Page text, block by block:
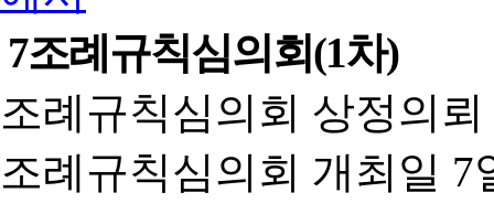
7조례규칙심의회(1차)
조례규칙심의회 상정의
조례규칙심의회 개최일 7